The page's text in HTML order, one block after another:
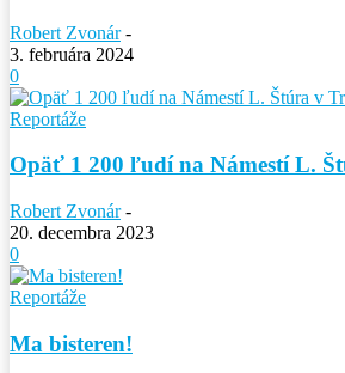
Robert Zvonár -
3. februára 2024
0
Reportáže
Opäť 1 200 ľudí na Námestí L.
Robert Zvonár -
20. decembra 2023
0
Reportáže
Ma bisteren!